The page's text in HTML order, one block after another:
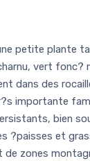
petite plante
vert fonc?
dans des
importante
bien
?paisses et
zones